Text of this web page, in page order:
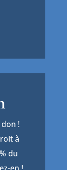
!
à
du